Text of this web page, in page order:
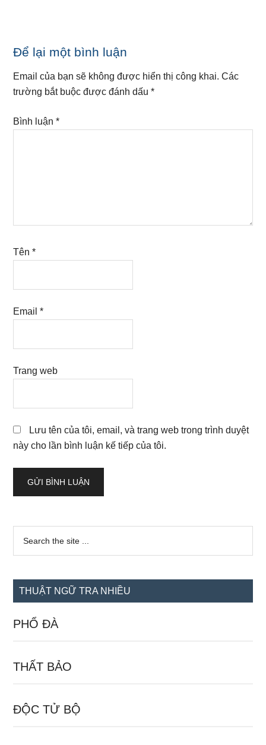
Reader
Interactions
Để lại một bình luận
Email của bạn sẽ không được hiển thị công khai. Các
trường bắt buộc được đánh dấu*
Bình luận*
Tên*
Email*
Trang web
Lưu tên của tôi, email, và trang web trong trình duyệt
này cho lần bình luận kế tiếp của tôi.
Sidebar
chính
...
THUẬT NGỮ TRA NHIỀU
PHỔ ĐÀ
THẤT BẢO
ĐỘC TỬ BỘ